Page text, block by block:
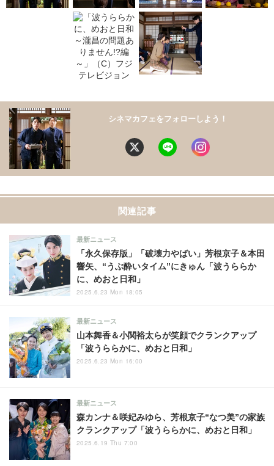
シネマカフェをフォローしよう！
関連記事
「永久保存版」「破壊力やばい」芳根京子＆本田
響矢、“うぶ酔いタイム”にきゅん「波うららか
に、めおと日和」
最新ニュース
2025.6.23 Mon 18:05
山本舞香＆小関裕太らが笑顔でクランクアップ
「波うららかに、めおと日和」
最新ニュース
2025.6.23 Mon 16:00
森カンナ＆咲妃みゆら、芳根京子“なつ美”の家族
クランクアップ「波うららかに、めおと日和」
最新ニュース
2025.6.19 Thu 7:00